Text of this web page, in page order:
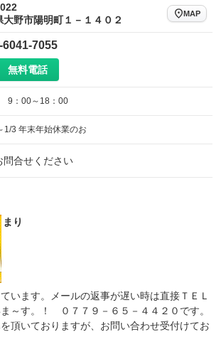
三転ダンプ
：装備なし
ート シートヒーター
：装備なし
大野市陽明町１－１４０２
MAP
6041-7055
無料電話
9：00～18：00
1/3 年末年始休業のお
問合せください
まり
います。メールの返事が遅い時は直接ＴＥＬ
～す。！ ０７７９－６５－４４２０です。
頂いておりますが、お問い合わせ受付けてお
。